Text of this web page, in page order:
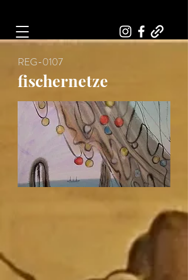
REG-0107
fischernetze